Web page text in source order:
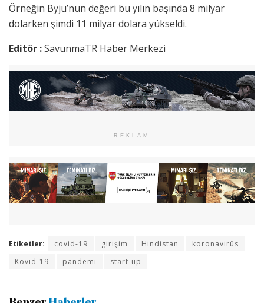
Örneğin Byju’nun değeri bu yılın başında 8 milyar
dolarken şimdi 11 milyar dolara yükseldi.
Editör :SavunmaTR Haber Merkezi
REKLAM
Etiketler: covid-19 girişim Hindistan
koronavirüs
Kovid-19
pandemi start-up